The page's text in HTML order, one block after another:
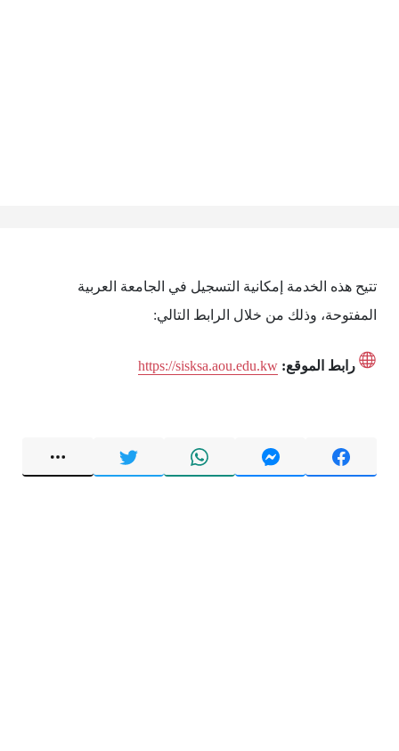
تتيح هذه الخدمة إمكانية التسجيل في الجامعة العربية
المفتوحة، وذلك من خلال الرابط التالي:
رابط الموقع: https://sisksa.aou.edu.kw